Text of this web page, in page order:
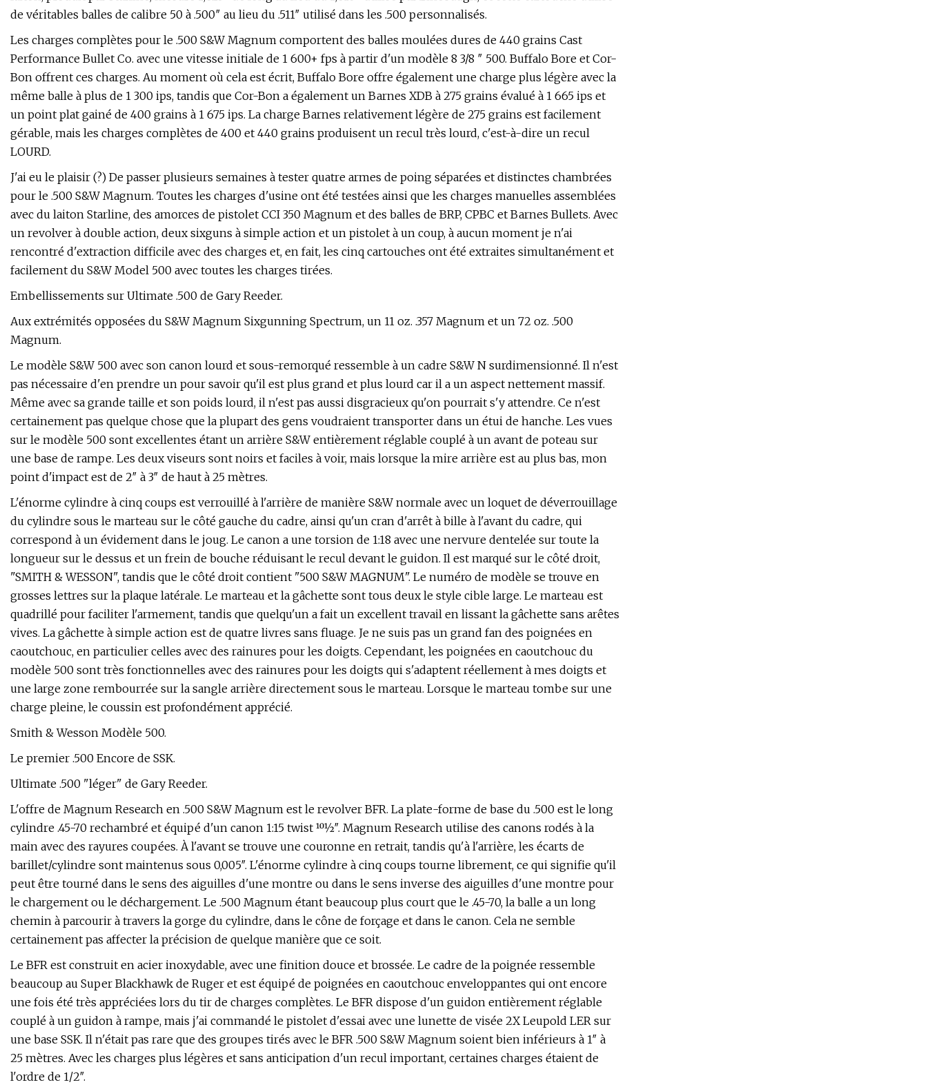
de véritables balles de calibre 50 à .500″ au lieu du .511″ utilisé dans les .500 personnalisés.
Les charges complètes pour le .500 S&W Magnum comportent des balles moulées dures de 440 grains Cast
Performance Bullet Co. avec une vitesse initiale de 1 600+ fps à partir d'un modèle 8 3/8 ″ 500. Buffalo Bore et Cor-
Bon offrent ces charges. Au moment où cela est écrit, Buffalo Bore offre également une charge plus légère avec la
même balle à plus de 1 300 ips, tandis que Cor-Bon a également un Barnes XDB à 275 grains évalué à 1 665 ips et
un point plat gainé de 400 grains à 1 675 ips. La charge Barnes relativement légère de 275 grains est facilement
gérable, mais les charges complètes de 400 et 440 grains produisent un recul très lourd, c'est-à-dire un recul
LOURD.
J'ai eu le plaisir (?) De passer plusieurs semaines à tester quatre armes de poing séparées et distinctes chambrées
pour le .500 S&W Magnum. Toutes les charges d'usine ont été testées ainsi que les charges manuelles assemblées
avec du laiton Starline, des amorces de pistolet CCI 350 Magnum et des balles de BRP, CPBC et Barnes Bullets. Avec
un revolver à double action, deux sixguns à simple action et un pistolet à un coup, à aucun moment je n'ai
rencontré d'extraction difficile avec des charges et, en fait, les cinq cartouches ont été extraites simultanément et
facilement du S&W Model 500 avec toutes les charges tirées.
Embellissements sur Ultimate .500 de Gary Reeder.
Aux extrémités opposées du S&W Magnum Sixgunning Spectrum, un 11 oz. .357 Magnum et un 72 oz. .500
Magnum.
Le modèle S&W 500 avec son canon lourd et sous-remorqué ressemble à un cadre S&W N surdimensionné. Il n'est
pas nécessaire d'en prendre un pour savoir qu'il est plus grand et plus lourd car il a un aspect nettement massif.
Même avec sa grande taille et son poids lourd, il n'est pas aussi disgracieux qu'on pourrait s'y attendre. Ce n'est
certainement pas quelque chose que la plupart des gens voudraient transporter dans un étui de hanche. Les vues
sur le modèle 500 sont excellentes étant un arrière S&W entièrement réglable couplé à un avant de poteau sur
une base de rampe. Les deux viseurs sont noirs et faciles à voir, mais lorsque la mire arrière est au plus bas, mon
point d'impact est de 2″ à 3″ de haut à 25 mètres.
L'énorme cylindre à cinq coups est verrouillé à l'arrière de manière S&W normale avec un loquet de déverrouillage
du cylindre sous le marteau sur le côté gauche du cadre, ainsi qu'un cran d'arrêt à bille à l'avant du cadre, qui
correspond à un évidement dans le joug. Le canon a une torsion de 1:18 avec une nervure dentelée sur toute la
longueur sur le dessus et un frein de bouche réduisant le recul devant le guidon. Il est marqué sur le côté droit,
"SMITH & WESSON", tandis que le côté droit contient "500 S&W MAGNUM". Le numéro de modèle se trouve en
grosses lettres sur la plaque latérale. Le marteau et la gâchette sont tous deux le style cible large. Le marteau est
quadrillé pour faciliter l'armement, tandis que quelqu'un a fait un excellent travail en lissant la gâchette sans arêtes
vives. La gâchette à simple action est de quatre livres sans fluage. Je ne suis pas un grand fan des poignées en
caoutchouc, en particulier celles avec des rainures pour les doigts. Cependant, les poignées en caoutchouc du
modèle 500 sont très fonctionnelles avec des rainures pour les doigts qui s'adaptent réellement à mes doigts et
une large zone rembourrée sur la sangle arrière directement sous le marteau. Lorsque le marteau tombe sur une
charge pleine, le coussin est profondément apprécié.
Smith & Wesson Modèle 500.
Le premier .500 Encore de SSK.
Ultimate .500 "léger" de Gary Reeder.
L'offre de Magnum Research en .500 S&W Magnum est le revolver BFR. La plate-forme de base du .500 est le long
cylindre .45-70 rechambré et équipé d'un canon 1:15 twist 101⁄2″. Magnum Research utilise des canons rodés à la
main avec des rayures coupées. À l'avant se trouve une couronne en retrait, tandis qu'à l'arrière, les écarts de
barillet/cylindre sont maintenus sous 0,005″. L'énorme cylindre à cinq coups tourne librement, ce qui signifie qu'il
peut être tourné dans le sens des aiguilles d'une montre ou dans le sens inverse des aiguilles d'une montre pour
le chargement ou le déchargement. Le .500 Magnum étant beaucoup plus court que le .45-70, la balle a un long
chemin à parcourir à travers la gorge du cylindre, dans le cône de forçage et dans le canon. Cela ne semble
certainement pas affecter la précision de quelque manière que ce soit.
Le BFR est construit en acier inoxydable, avec une finition douce et brossée. Le cadre de la poignée ressemble
beaucoup au Super Blackhawk de Ruger et est équipé de poignées en caoutchouc enveloppantes qui ont encore
une fois été très appréciées lors du tir de charges complètes. Le BFR dispose d'un guidon entièrement réglable
couplé à un guidon à rampe, mais j'ai commandé le pistolet d'essai avec une lunette de visée 2X Leupold LER sur
une base SSK. Il n'était pas rare que des groupes tirés avec le BFR .500 S&W Magnum soient bien inférieurs à 1″ à
25 mètres. Avec les charges plus légères et sans anticipation d'un recul important, certaines charges étaient de
l'ordre de 1/2″.